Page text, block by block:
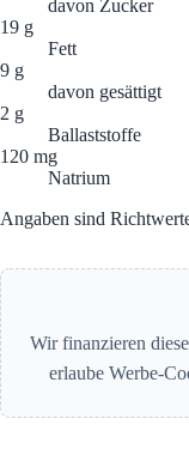
davon Zucker
19 g
Fett
9 g
davon gesättigt
2 g
Ballaststoffe
120 mg
Natrium
Angaben sind
Wir finanzieren
erlaube Werbe-